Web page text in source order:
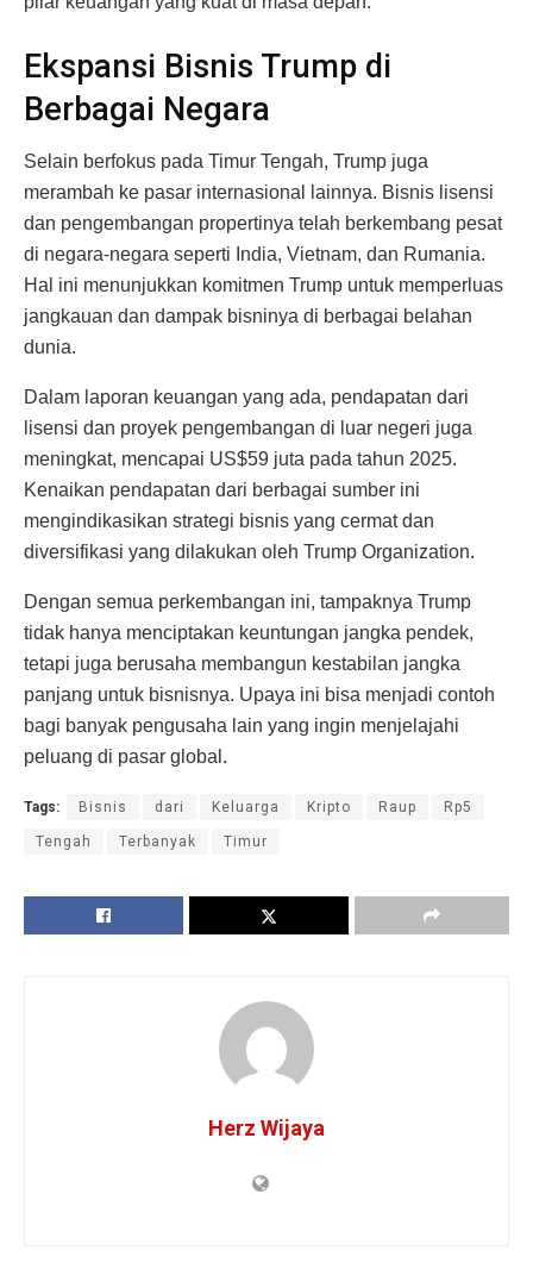
Ekspansi Bisnis Trump di
Berbagai Negara
Selain berfokus pada Timur Tengah, Trump juga
merambah ke pasar internasional lainnya. Bisnis lisensi
dan pengembangan propertinya telah berkembang pesat
di negara-negara seperti India, Vietnam, dan Rumania.
Hal ini menunjukkan komitmen Trump untuk memperluas
jangkauan dan dampak bisninya di berbagai belahan
dunia.
Dalam laporan keuangan yang ada, pendapatan dari
lisensi dan proyek pengembangan di luar negeri juga
meningkat, mencapai US$59 juta pada tahun 2025.
Kenaikan pendapatan dari berbagai sumber ini
mengindikasikan strategi bisnis yang cermat dan
diversifikasi yang dilakukan oleh Trump Organization.
Dengan semua perkembangan ini, tampaknya Trump
tidak hanya menciptakan keuntungan jangka pendek,
tetapi juga berusaha membangun kestabilan jangka
panjang untuk bisnisnya. Upaya ini bisa menjadi contoh
bagi banyak pengusaha lain yang ingin menjelajahi
peluang di pasar global.
Tags: Bisnis dari Keluarga Kripto Raup Rp5
Tengah Terbanyak Timur
Herz Wijaya